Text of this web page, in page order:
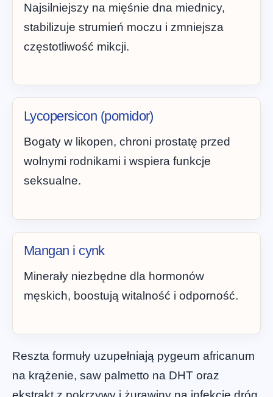
Najsilniejszy na mięśnie dna miednicy,
stabilizuje strumień moczu i zmniejsza
częstotliwość mikcji.
Lycopersicon (pomidor)
Bogaty w likopen, chroni prostatę przed
wolnymi rodnikami i wspiera funkcje
seksualne.
Mangan i cynk
Minerały niezbędne dla hormonów
męskich, boostują witalność i odporność.
Reszta formuły uzupełniają pygeum africanum
na krążenie, saw palmetto na DHT oraz